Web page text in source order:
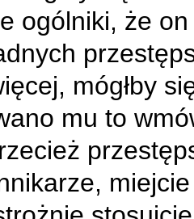
ogólniki, że on
mógłby
mu to